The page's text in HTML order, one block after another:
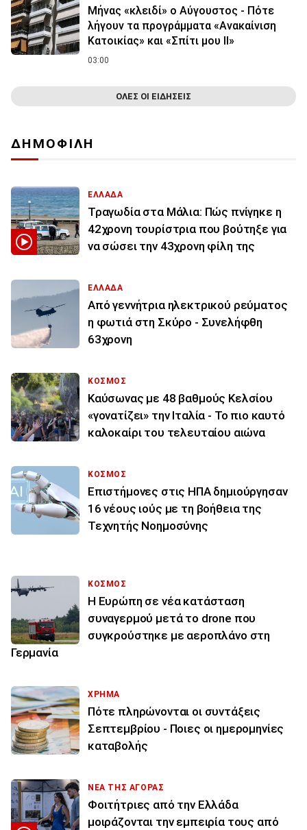
Μήνας «κλειδί» ο Αύγουστος - Πότε
λήγουν τα προγράμματα «Ανακαίνιση
Κατοικίας» και «Σπίτι μου ΙΙ»
03:00
ΟΛΕΣ ΟΙ ΕΙΔΗΣΕΙΣ
ΔΗΜΟΦΙΛΗ
ΕΛΛΑΔΑ
Τραγωδία στα Μάλια: Πώς πνίγηκε η
42χρονη τουρίστρια που βούτηξε για
να σώσει την 43χρονη φίλη της
ΕΛΛΑΔΑ
Από γεννήτρια ηλεκτρικού ρεύματος
η φωτιά στη Σκύρο - Συνελήφθη
63χρονη
ΚΟΣΜΟΣ
Καύσωνας με 48 βαθμούς Κελσίου
«γονατίζει» την Ιταλία - Το πιο καυτό
καλοκαίρι του τελευταίου αιώνα
ΚΟΣΜΟΣ
Επιστήμονες στις ΗΠΑ δημιούργησαν
16 νέους ιούς με τη βοήθεια της
Τεχνητής Νοημοσύνης
ΚΟΣΜΟΣ
Η Ευρώπη σε νέα κατάσταση
συναγερμού μετά το drone που
συγκρούστηκε με αεροπλάνο στη
Γερμανία
ΧΡΗΜΑ
Πότε πληρώνονται οι συντάξεις
Σεπτεμβρίου - Ποιες οι ημερομηνίες
καταβολής
ΝΕΑ ΤΗΣ ΑΓΟΡΑΣ
Φοιτήτριες από την Ελλάδα
μοιράζονται την εμπειρία τους από